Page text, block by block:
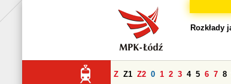
Rozkłady
Z Z1 Z2 0 1 2 3 4 5 6 7 8